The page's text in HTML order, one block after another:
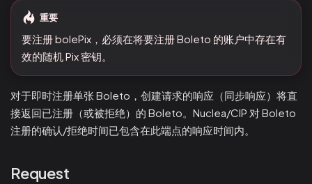
重要
要注册 bolePix，必须在将要注册 Boleto 的账户中存在有
效的随机 Pix 密钥。
对于即时注册单张 Boleto，创建请求的响应（同步响应）将直
接返回已注册（或被拒绝）的 Boleto。Nuclea/CIP 对 Boleto
注册的确认/拒绝时间已包含在此端点的响应时间内。
Request